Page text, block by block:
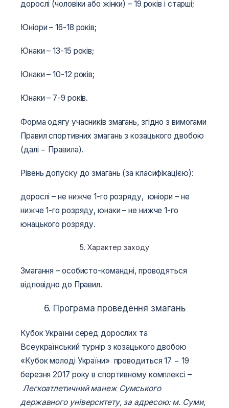
дорослі (чоловіки або жінки) – 19 років і старші;
Юніори – 16-18 років;
Юнаки – 13-15 років;
Юнаки – 10-12 років;
Юнаки – 7-9 років.
Форма одягу учасників змагань, згідно з вимогами
Правил спортивних змагань з козацького двобою
(далі − Правила).
Рівень допуску до змагань (за класифікацією):
дорослі – не нижче 1-го розряду, юніори – не
нижче 1-го розряду, юнаки – не нижче 1-го
юнацького розряду.
5. Характер заходу
Змагання – особисто-командні, проводяться
відповідно до Правил.
6. Програма проведення змагань
Кубок України серед дорослих та
Всеукраїнський турнір з козацького двобою
«Кубок молоді України» проводиться 17 − 19
березня 2017 року в спортивному комплексі –
Легкоатлетичний манеж Сумського
державного університету, за адресою: м. Суми,